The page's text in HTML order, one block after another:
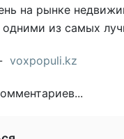
на рынке
одними из самых
voxpopuli.kz